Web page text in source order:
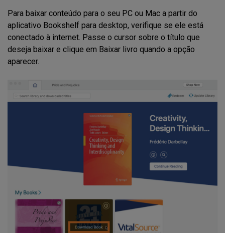
Para baixar conteúdo para o seu PC ou Mac a partir do
aplicativo Bookshelf para desktop, verifique se ele está
conectado à internet. Passe o cursor sobre o título que
deseja baixar e clique em Baixar livro quando a opção
aparecer.